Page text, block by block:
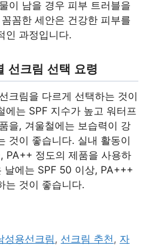
이 남을 경우 피부 트러블을
꼼한 세안은 건강한 피부를
인 과정입니다.
선크림 선택 요령
크림을 다르게 선택하는 것이
에는 SPF 지수가 높고 워터프
을, 겨울철에는 보습력이 강
것이 좋습니다. 실내 활동이
PA++ 정도의 제품을 사용하
날에는 SPF 50 이상, PA+++
는 것이 좋습니다.
성용선크림, 선크림 추천, 자